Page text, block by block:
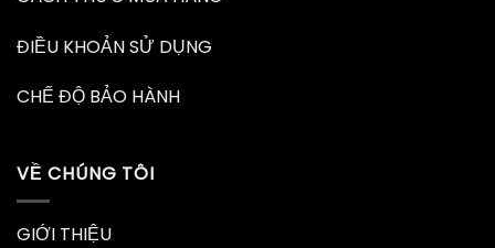
ĐIỀU KHOẢN SỬ DỤNG
CHẾ ĐỘ BẢO HÀNH
VỀ CHÚNG TÔI
GIỚI THIỆU